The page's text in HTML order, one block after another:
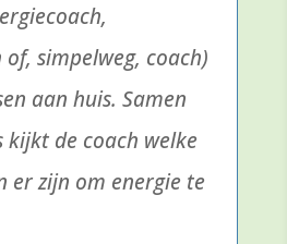
simpelweg, coach)
aan huis. Samen
kijkt de coach welke
er zijn om energie te